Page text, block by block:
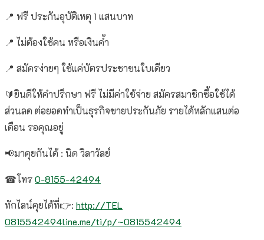
📍 ฟรี ประกันอุบัติเหตุ 1 แสนบาท
📍 ไม่ต้องใช้คน หรือเงินค้ำ
📍 สมัครง่ายๆ ใช้แค่บัตรประชาชนใบเดียว
🔰ยินดีให้คำปรึกษา ฟรี ไม่มีค่าใช้จ่าย สมัครสมาชิกซื้อใช้ได้
ส่วนลด ต่อยอดทำเป็นธุรกิจขายประกันภัย รายได้หลักแสนต่อ
เดือน รอคุณอยู่
📢มาคุยกันได้ : นิด วิลาวัลย์
☎โทร0-8155-42494
ทักไลน์คุยได้ที่👉: http://TEL
0815542494line.me/ti/p/~0815542494